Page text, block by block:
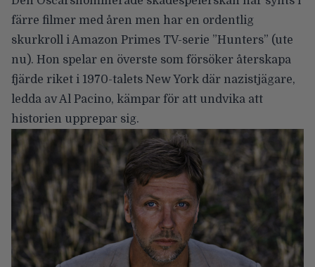
färre filmer med åren men har en ordentlig
skurkroll i Amazon Primes TV-serie ”Hunters” (ute
nu). Hon spelar en överste som försöker återskapa
fjärde riket i 1970-talets New York där nazistjägare,
ledda av Al Pacino, kämpar för att undvika att
historien upprepar sig.